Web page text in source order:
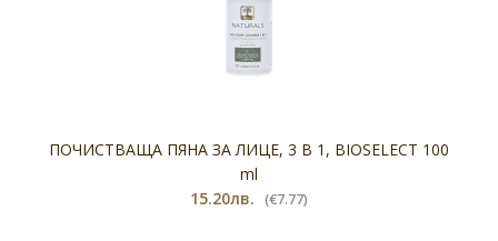
ПОЧИСТВАЩА ПЯНА ЗА ЛИЦЕ, 3 В 1, BIOSELECT 100
ml
15.20лв. (€7.77)